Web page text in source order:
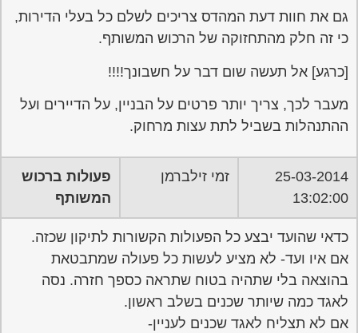
גם את חוות דעת המהדס צריכים לשלם כל בעלי הדירות,
כי זה חלק מהתחזוקה של הרכוש המשותף.
[כרגע] אל תעשה שום דבר על חשבונך!!!!
מעבר לכך, צריך יותר פרטים על הבניין, על הדיירים ועל
ההתנהלות בשביל לתת עצות מרחוק.
25-03-2014
13:02:00
זמי זילברמן
פעולות ברכוש
המשותף
כדאי שהועד יבצע כל הפעולות הקשורות לתיקון שכזה.
אם איו ועד- לא מציע לעשות כל פעולה שמתבטאת
בהוצאה בלי שתהיה בטוח שתראה כספך חזרה. נסה
לאגד כמה שיותר שכנים בשלב ראשון.
אם לא תצליח לאגד שכנים לעניין-